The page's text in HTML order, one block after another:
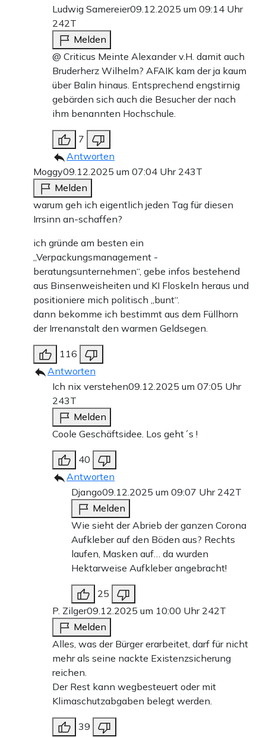
Ludwig Samereier09.12.2025 um 09:14 Uhr
242T
Melden
@ Criticus Meinte Alexander v.H. damit auch
Bruderherz Wilhelm? AFAIK kam der ja kaum
über Balin hinaus. Entsprechend engstirnig
gebärden sich auch die Besucher der nach
ihm benannten Hochschule.
7
Antworten
Moggy09.12.2025 um 07:04 Uhr 243T
Melden
warum geh ich eigentlich jeden Tag für diesen
Irrsinn an-schaffen?
ich gründe am besten ein
„Verpackungsmanagement -
beratungsunternehmen“, gebe infos bestehend
aus Binsenweisheiten und KI Floskeln heraus und
positioniere mich politisch „bunt“.
dann bekomme ich bestimmt aus dem Füllhorn
der Irrenanstalt den warmen Geldsegen.
116
Antworten
Ich nix verstehen09.12.2025 um 07:05 Uhr
243T
Melden
Coole Geschäftsidee. Los geht´s !
40
Antworten
Django09.12.2025 um 09:07 Uhr 242T
Melden
Wie sieht der Abrieb der ganzen Corona
Aufkleber auf den Böden aus? Rechts
laufen, Masken auf… da wurden
Hektarweise Aufkleber angebracht!
25
P. Zilger09.12.2025 um 10:00 Uhr 242T
Melden
Alles, was der Bürger erarbeitet, darf für nicht
mehr als seine nackte Existenzsicherung
reichen.
Der Rest kann wegbesteuert oder mit
Klimaschutzabgaben belegt werden.
39